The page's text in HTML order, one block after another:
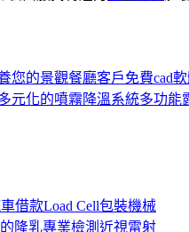
您的景觀餐廳客戶免費cad
元化的噴霧降溫系統多功能
借款Load Cell包裝機械
隆乳專業檢測近視雷射